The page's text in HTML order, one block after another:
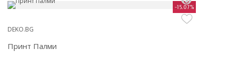
-15.07%
DEKO.BG
Принт Палми